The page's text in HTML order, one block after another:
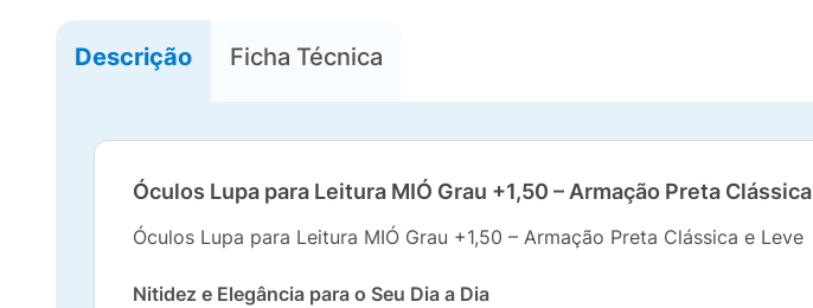
Descrição Ficha Técnica
Óculos Lupa para Leitura MIÓ Grau +1,50 – Armação Preta Clássica
Óculos Lupa para Leitura MIÓ Grau +1,50 – Armação Preta Clássica e Leve
Nitidez e Elegância para o Seu Dia a Dia